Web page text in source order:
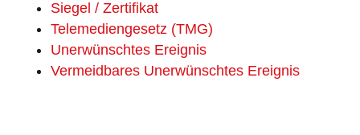
Siegel / Zertifikat
Telemediengesetz (TMG)
Unerwünschtes Ereignis
Vermeidbares Unerwünschtes Ereignis